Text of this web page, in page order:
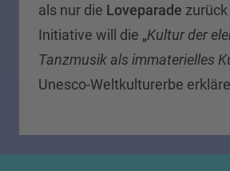
als nur die Loveparade
Initiative will die „Kultur der
Tanzmusik als immaterielles
Unesco-Weltkulturerbe